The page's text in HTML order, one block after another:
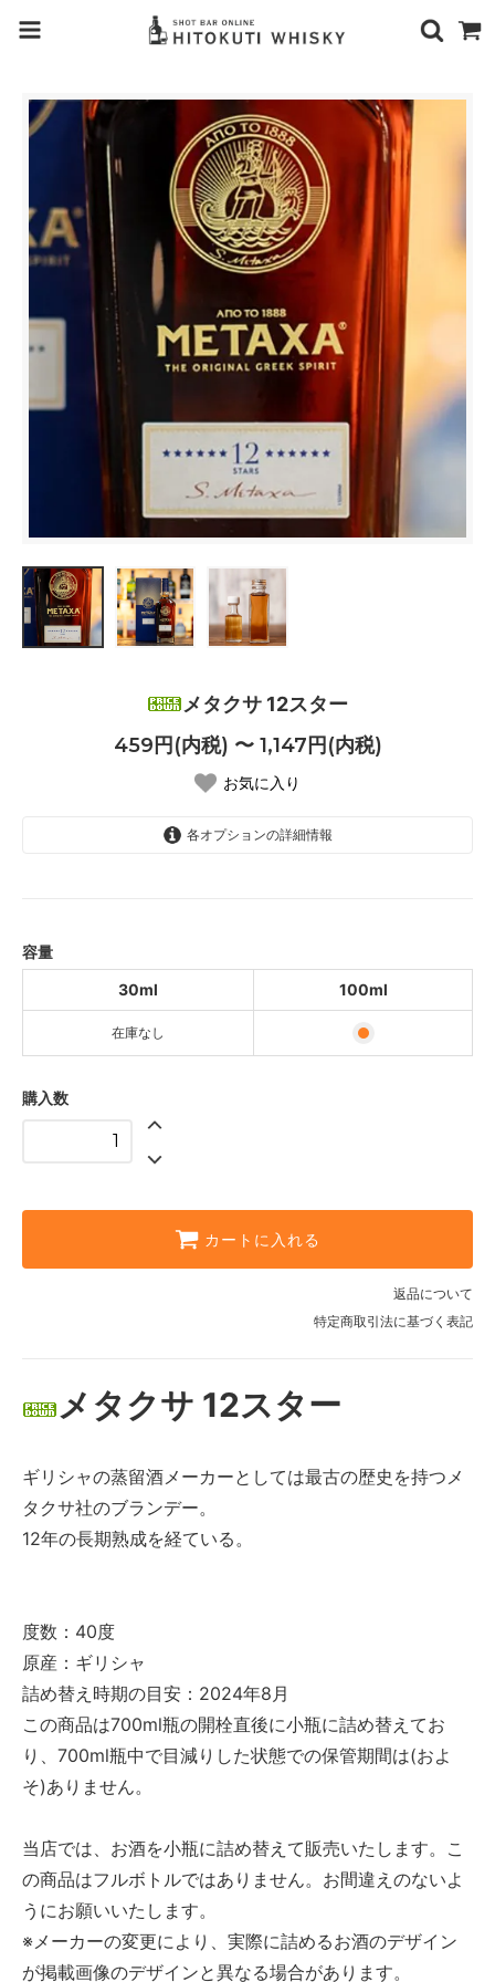
メタクサ 12スター
459円(内税) 〜 1,147円(内税)
お気に入り
各オプションの詳細情報
容量
30ml
100ml
在庫なし
購入数
カートに入れる
返品について
特定商取引法に基づく表記
メタクサ 12スター
ギリシャの蒸留酒メーカーとしては最古の歴史を持つメ
タクサ社のブランデー。
12年の長期熟成を経ている。
度数：40度
原産：ギリシャ
詰め替え時期の目安：2024年8月
この商品は700ml瓶の開栓直後に小瓶に詰め替えてお
り、700ml瓶中で目減りした状態での保管期間は(およ
そ)ありません。
当店では、お酒を小瓶に詰め替えて販売いたします。こ
の商品はフルボトルではありません。お間違えのないよ
うにお願いいたします。
※メーカーの変更により、実際に詰めるお酒のデザイン
が掲載画像のデザインと異なる場合があります。